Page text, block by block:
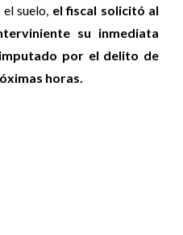
suelo, el fiscal solicitó al
su inmediata
por el delito de
horas.